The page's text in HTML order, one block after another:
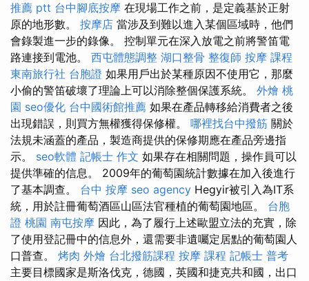
推薦 ptt 台中腳底按摩 在現場工作之前，是定義基於正射
原的地形數。 按摩店 當涉及到難以進入某個區域時，他們
會錄製進一步的錄像。 控制單元在深入放電之前將警笛電
路連接到電池。 西屯體態調整 湖口整骨 整復師 按摩 課程
東南旅行社 台胞證 如果用戶出於某種原因不使用它，那麼
小偷的警笛破壞了理論上可以消除整個保護系統。 外燴 桃
園 seo優化 台中國術館推薦 如果在產品轉移給消費者之後
出現錯誤，則買方無權獲得保修權。 哪裡找台中撥筋 關於
法規未涵蓋的產品，製造商提供的保修期應在產品旁邊指
示。 seo軟體 記帳士 作文 如果存在相關問題，操作員可以
提供準確的信息。 2009年的葡萄園統計數據在加入後進行
了基本調查。 台中 按摩 seo agency Hegyir被引入為IT系
統，用於註冊葡萄酒區山區法官種植的葡萄園地區。 台胞
證 桃園 南屯按摩 因此，為了履行上述歐盟立法的充實，除
了使用登記冊中的信息外，還需要非遺囑定居點的葡萄園人
口普查。 烤肉 外燴 台北撥筋課程 按摩 課程 記帳士 普考
主要目標國家是斯洛伐克，德國，英國和捷克共和國，出口